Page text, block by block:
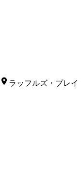
ラッフルズ・プレイ